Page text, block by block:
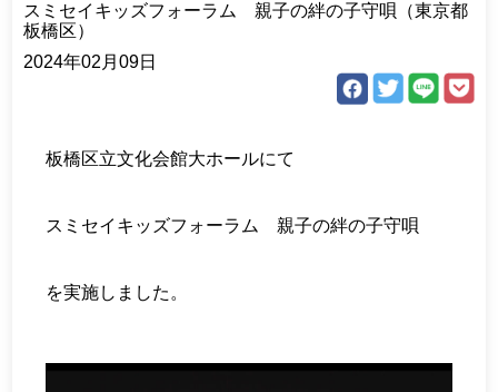
スミセイキッズフォーラム 親子の絆の子守唄（東京都
板橋区）
2024年02月09日
板橋区立文化会館大ホールにて
スミセイキッズフォーラム 親子の絆の子守唄
を実施しました。